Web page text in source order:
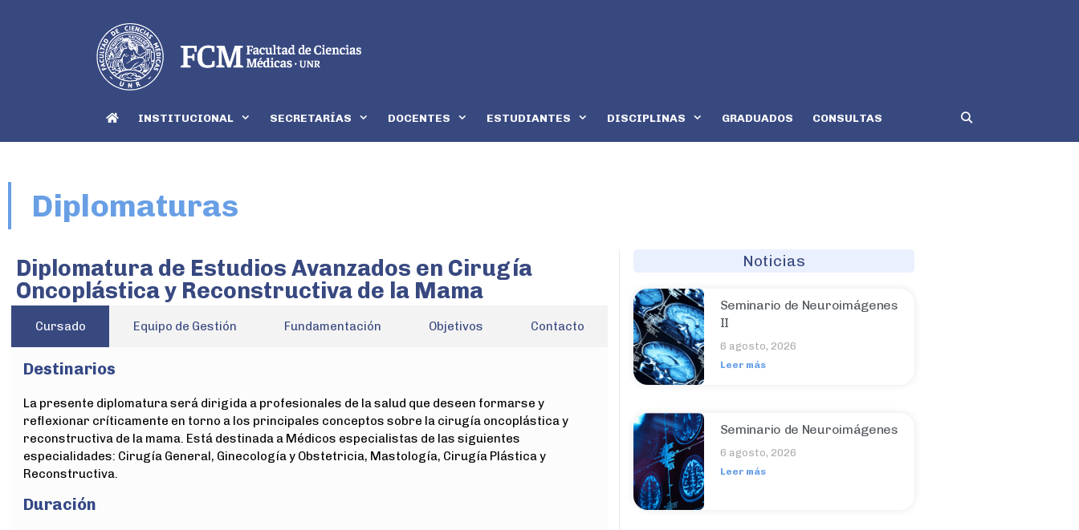
INSTITUCIONAL SECRETARÍAS DOCENTES ESTUDIANTES DISCIPLINAS GRADUADOS CONSULTAS
Diplomaturas
Diplomatura de Estudios Avanzados en Cirugía
Oncoplástica y Reconstructiva de la Mama
Cursado Equipo de Gestión Fundamentación Objetivos Contacto
Destinarios
La presente diplomatura será dirigida a profesionales de la salud que deseen formarse y
reflexionar críticamente en torno a los principales conceptos sobre la cirugía oncoplástica y
reconstructiva de la mama. Está destinada a Médicos especialistas de las siguientes
especialidades: Cirugía General, Ginecología y Obstetricia, Mastología, Cirugía Plástica y
Reconstructiva.
Duración
Noticias
Seminario de Neuroimágenes
II
6 agosto, 2026
Leer más
Seminario de Neuroimágenes
6 agosto, 2026
Leer más